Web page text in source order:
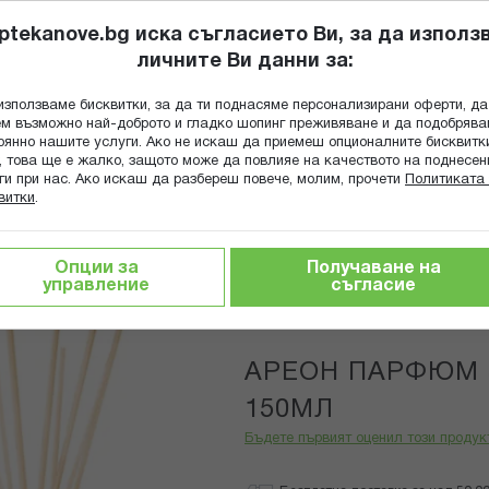
Търсене
ПОПИТАЙ
ГРИЖА ЗА МАЙКАТА И ДЕТЕТО ХРАНИТЕЛНИ ДОБАВКИ
Areon
АРЕОН ПАРФЮМ
150МЛ
Бъдете първият оценил този
иска съгласието Ви, за да
личните Ви данни за:
бисквитки, за да ти поднасяме персонализирани оферти, да
възможно най-доброто и гладко шопинг преживяване и да
нашите услуги. Ако не искаш да приемеш опционалните
това ще е жалко, защото може да повлияе на качеството на
при нас. Ако искаш да разбереш повече, молим, прочети
Политиката
.
Опции за
управление
Получаване на
съгласие